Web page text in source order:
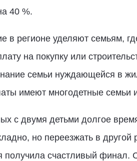
40 %.
в регионе уделяют семьям,
на покупку или
семьи нуждающейся в
имеют многодетные семьи
с двумя детьми долгое
но переезжать в
получила счастливый финал.